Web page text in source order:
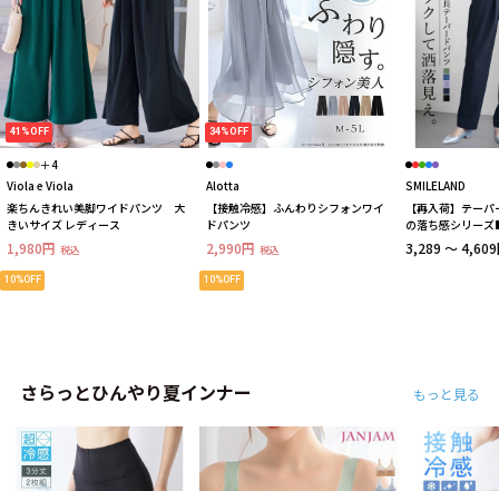
41%OFF
＋4
Viola e Viola
楽ちんきれい美脚ワイドパンツ 大
きいサイズ レディース
1,980円 税込
10%OFF
34%OFF
Alotta
【接触冷感】ふんわりシフォンワイ
ドパンツ
2,990円 税込
10%OFF
SMILELAND
【再入荷】テー
の落ち感シリー
3,289 ～
さらっとひんやり夏インナー もっと見る